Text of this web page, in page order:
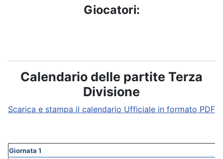
Giocatori:
Calendario delle partite Terza
Divisione
Scarica e stampa il calendario Ufficiale in formato PDF
Giornata 1